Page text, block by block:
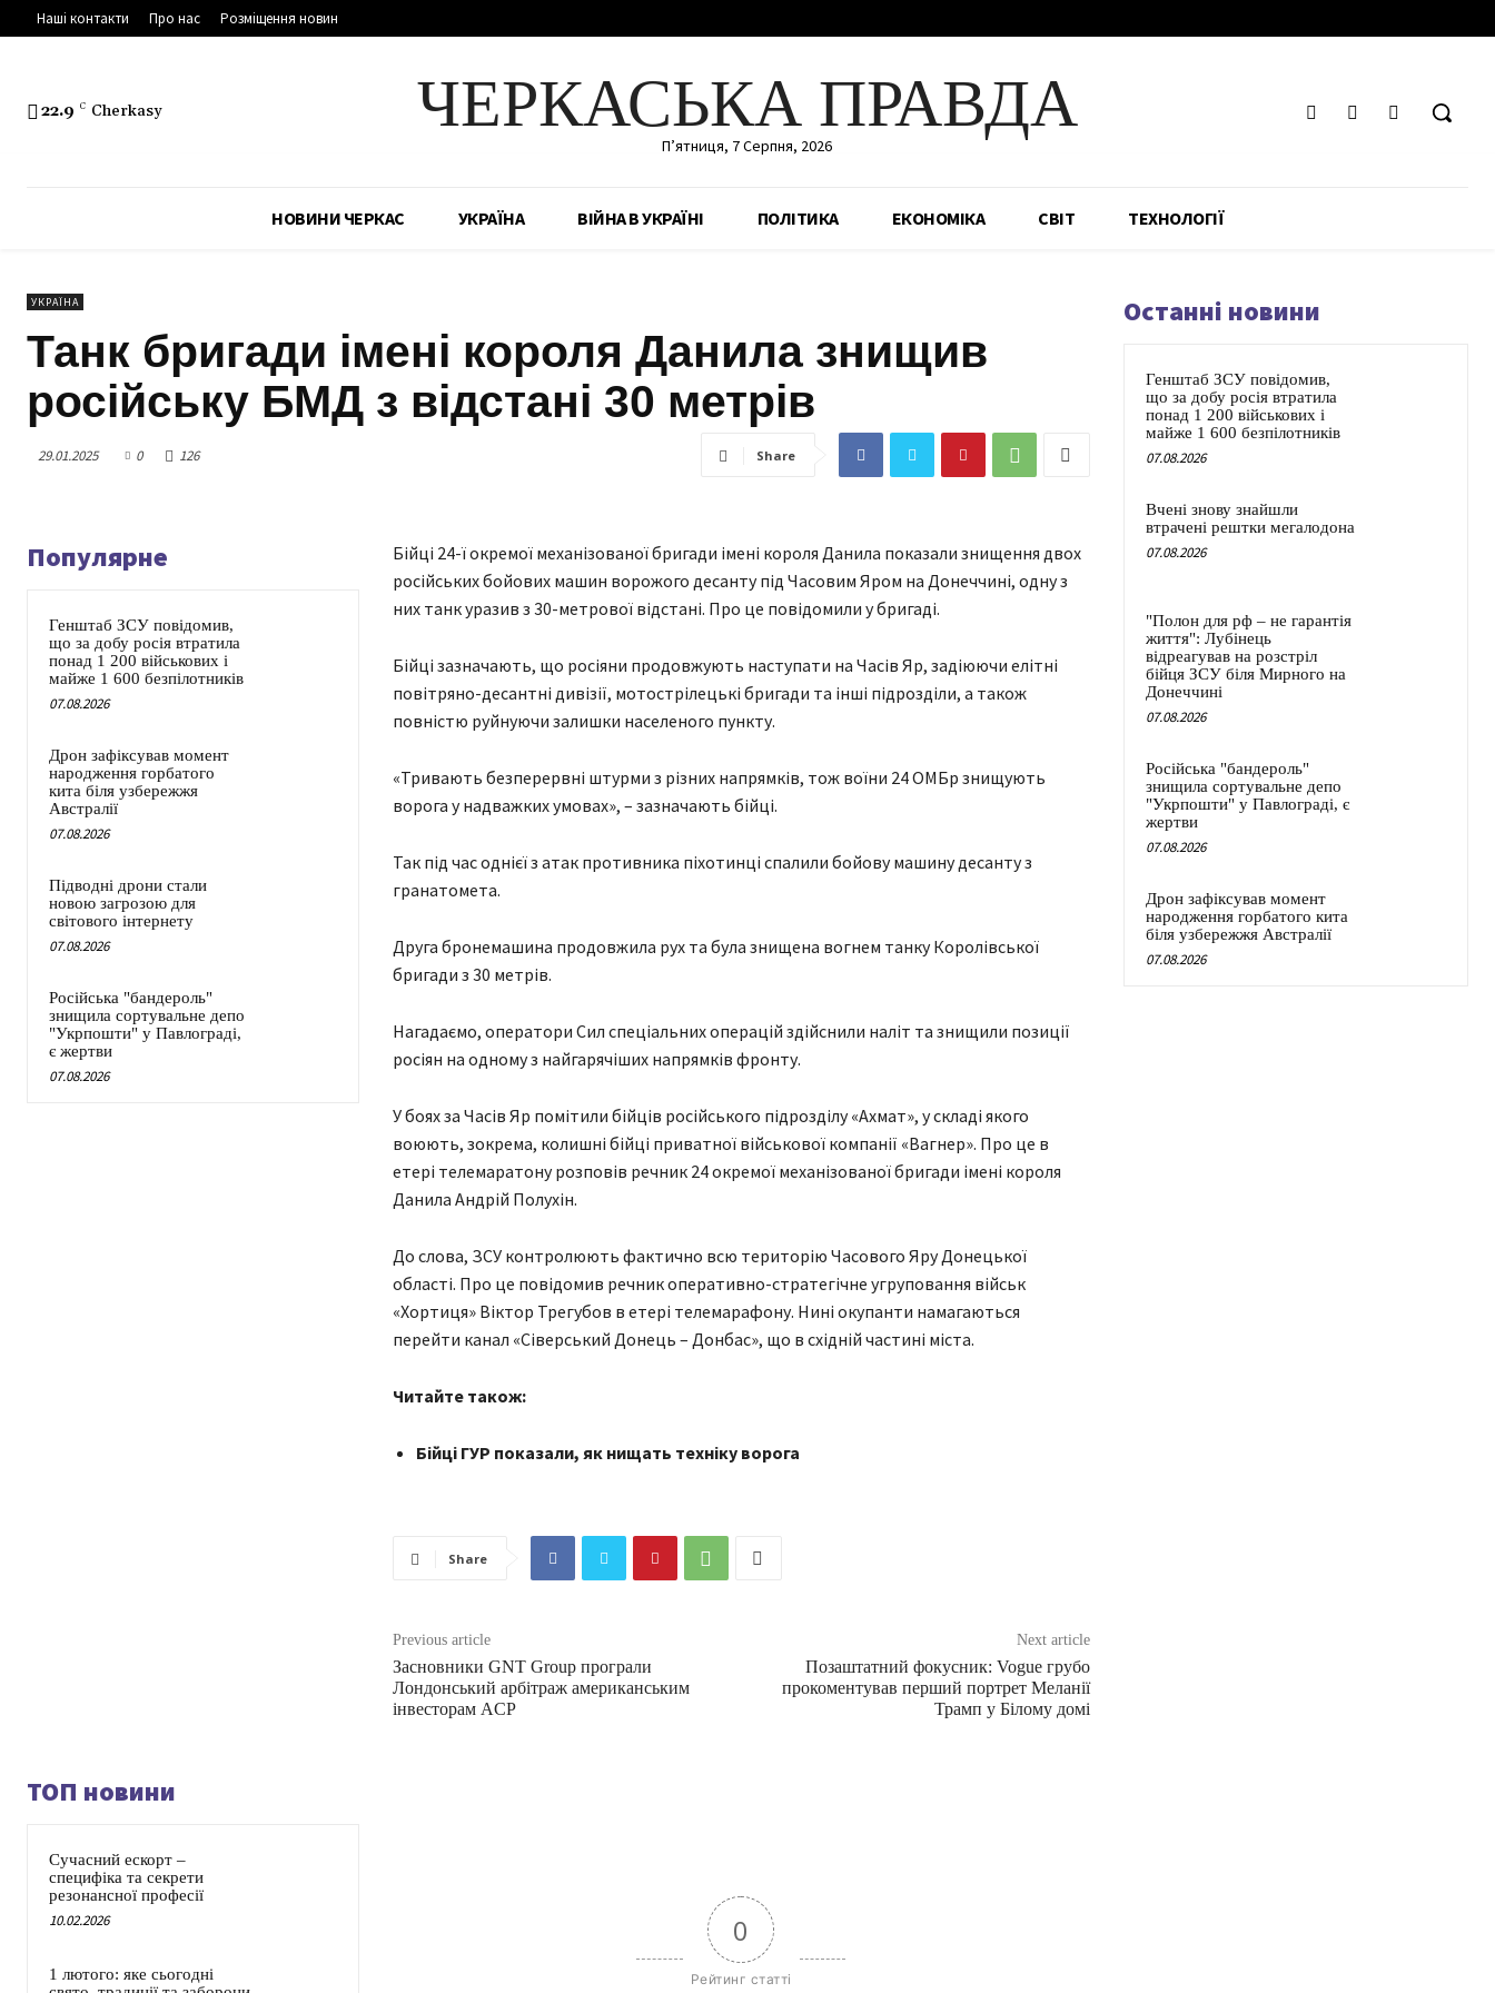
Наші контакти Про нас Розміщення новин
22.9 C Cherkasy ЧЕРКАСЬКА ПРАВДА
П’ятниця, 7 Серпня, 2026
НОВИНИ ЧЕРКАС УКРАЇНА ВІЙНА В УКРАЇНІ ПОЛІТИКА ЕКОНОМІКА СВІТ ТЕХНОЛОГІЇ
УКРАЇНА
Танк бригади імені короля Данила знищив
російську БМД з відстані 30 метрів
29.01.2025 0 126 Share
Популярне
Генштаб ЗСУ повідомив,
що за добу росія втратила
понад 1 200 військових і
майже 1 600 безпілотників
07.08.2026
Дрон зафіксував момент
народження горбатого
кита біля узбережжя
Австралії
07.08.2026
Підводні дрони стали
новою загрозою для
світового інтернету
07.08.2026
Російська "бандероль"
знищила сортувальне депо
"Укрпошти" у Павлограді,
є жертви
07.08.2026
Бійці 24-ї окремої механізованої бригади імені короля Данила показали знищення двох
російських бойових машин ворожого десанту під Часовим Яром на Донеччині, одну з
них танк уразив з 30-метрової відстані. Про це повідомили у бригаді.
Бійці зазначають, що росіяни продовжують наступати на Часів Яр, задіюючи елітні
повітряно-десантні дивізії, мотострілецькі бригади та інші підрозділи, а також
повністю руйнуючи залишки населеного пункту.
«Тривають безперервні штурми з різних напрямків, тож воїни 24 ОМБр знищують
ворога у надважких умовах», – зазначають бійці.
Так під час однієї з атак противника піхотинці спалили бойову машину десанту з
гранатомета.
Друга бронемашина продовжила рух та була знищена вогнем танку Королівської
бригади з 30 метрів.
Нагадаємо, оператори Сил спеціальних операцій здійснили наліт та знищили позиції
росіян на одному з найгарячіших напрямків фронту.
У боях за Часів Яр помітили бійців російського підрозділу «Ахмат», у складі якого
воюють, зокрема, колишні бійці приватної військової компанії «Вагнер». Про це в
етері телемаратону розповів речник 24 окремої механізованої бригади імені короля
Данила Андрій Полухін.
До слова, ЗСУ контролюють фактично всю територію Часового Яру Донецької
області. Про це повідомив речник оперативно-стратегічне угруповання військ
«Хортиця» Віктор Трегубов в етері телемарафону. Нині окупанти намагаються
перейти канал «Сіверський Донець – Донбас», що в східній частині міста.
Читайте також:
Бійці ГУР показали, як нищать техніку ворога
Share
Previous article
Засновники GNT Group програли
Лондонський арбітраж американським
інвесторам ACP
Next article
Позаштатний фокусник: Vogue грубо
прокоментував перший портрет Меланії
Трамп у Білому домі
ТОП новини
Сучасний ескорт –
специфіка та секрети
резонансної професії
10.02.2026
1 лютого: яке сьогодні
0
Рейтинг статті
Останні новини
Генштаб ЗСУ повідомив,
що за добу росія втратила
понад 1 200 військових і
майже 1 600 безпілотників
07.08.2026
Вчені знову знайшли
втрачені рештки мегалодона
07.08.2026
"Полон для рф – не гарантія
життя": Лубінець
відреагував на розстріл
бійця ЗСУ біля Мирного на
Донеччині
07.08.2026
Російська "бандероль"
знищила сортувальне депо
"Укрпошти" у Павлограді, є
жертви
07.08.2026
Дрон зафіксував момент
народження горбатого кита
біля узбережжя Австралії
07.08.2026